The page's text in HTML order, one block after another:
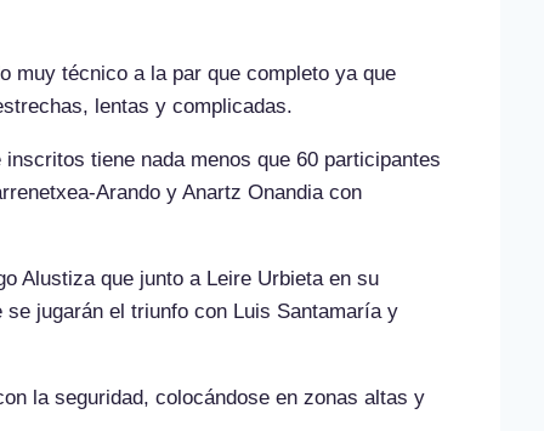
muy técnico a la par que completo ya que
lentas y complicadas.
tiene nada menos que 60 participantes
Arando y Anartz Onandia con
Alustiza que junto a Leire Urbieta en su
jugarán el triunfo con Luis Santamaría y
la seguridad, colocándose en zonas altas y